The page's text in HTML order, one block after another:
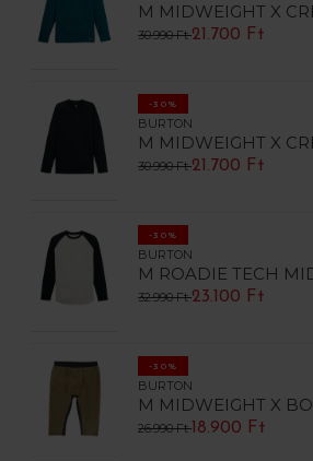
M MIDWEIGHT X
30.990 Ft21.700 Ft
-30%
BURTON
M MIDWEIGHT X
30.990 Ft21.700 Ft
-30%
BURTON
M ROADIE TECH
32.990 Ft23.100 Ft
-30%
BURTON
M MIDWEIGHT X
26.990 Ft 18.900 Ft